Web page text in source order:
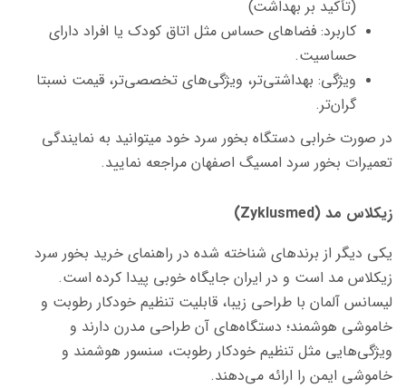
(تأکید بر بهداشت)
کاربرد: فضاهای حساس مثل اتاق کودک یا افراد دارای
حساسیت.
ویژگی: بهداشتی‌تر، ویژگی‌های تخصصی‌تر، قیمت نسبتا
گران‌تر.
در صورت خرابی دستگاه بخور سرد خود میتوانید به نمایندگی
تعمیرات بخور سرد امسیگ اصفهان مراجعه نمایید.
زیکلاس مد (Zyklusmed)
یکی دیگر از برندهای شناخته شده در راهنمای خرید بخور سرد
زیکلاس مد است و در ایران جایگاه خوبی پیدا کرده است.
لیسانس آلمان با طراحی زیبا، قابلیت تنظیم خودکار رطوبت و
خاموشی هوشمند؛ دستگاه‌های آن طراحی مدرن دارند و
ویژگی‌هایی مثل تنظیم خودکار رطوبت، سنسور هوشمند و
خاموشی ایمن را ارائه می‌دهند.